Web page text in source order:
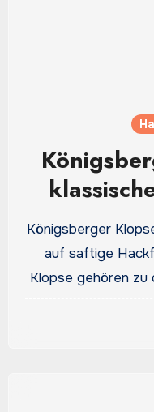
Königsberger
auf saftige
Klopse gehören zu